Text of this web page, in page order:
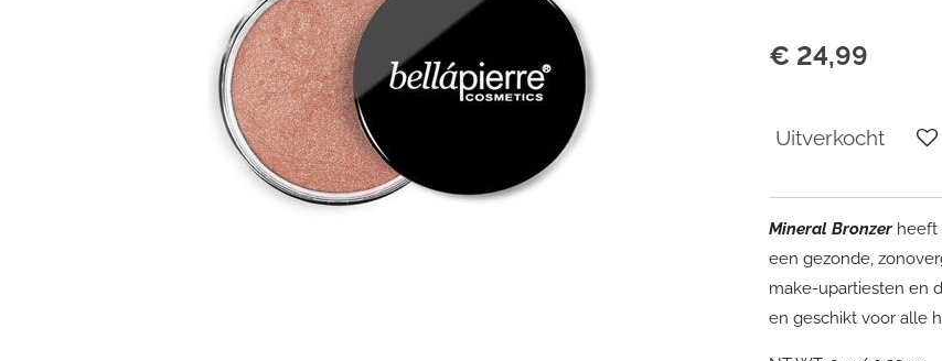
€ 24,99
Uitverkocht
Mineral Bronzer heeft
een gezonde,
make-upartiesten en
en geschikt voor alle